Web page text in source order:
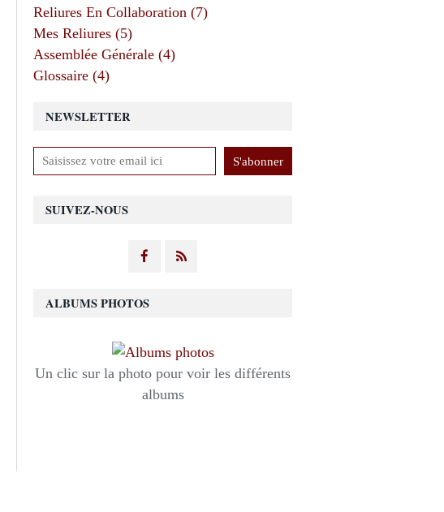
NEWSLETTER
SUIVEZ-NOUS
Reliures En Collaboration (7)
Mes Reliures (5)
Assemblée Générale (4)
Glossaire (4)
ALBUMS PHOTOS
Un clic sur la photo pour voir les différents
albums